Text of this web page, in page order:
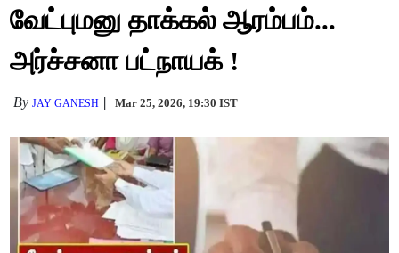
வேட்புமனு தாக்கல் ஆரம்பம்...
அர்ச்சனா பட்நாயக் !
ByJAY GANESH Mar 25, 2026, 19:30 IST